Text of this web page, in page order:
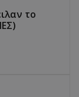
το